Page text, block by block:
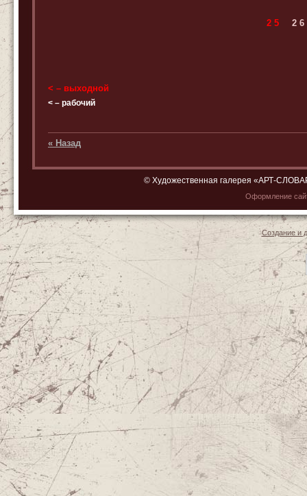
2 5 2 6
< – выходной
< – рабочий
« Назад
© Художественная галерея «АРТ-
Оформление
Создание и